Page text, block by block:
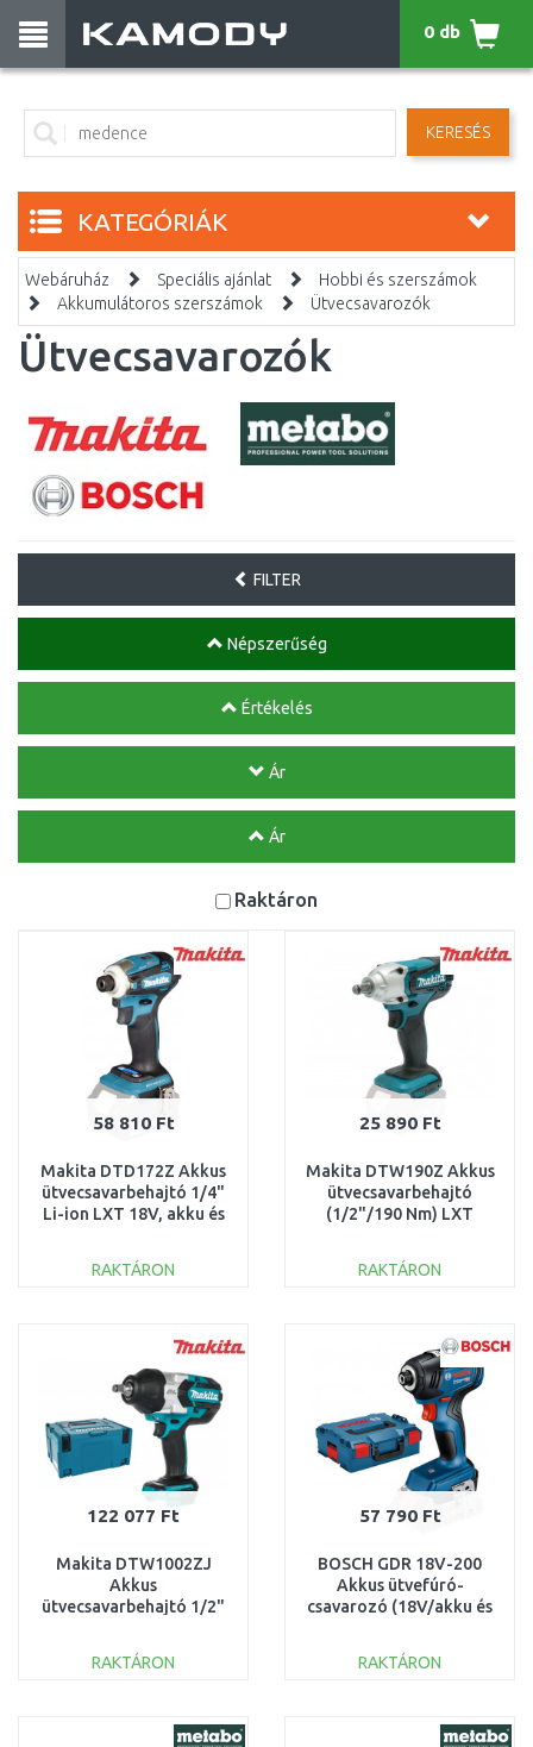
KERESÉS
0 db
KATEGÓRIÁK
Webáruház Speciális ajánlat
Hobbi és szerszámok
Akkumulátoros szerszámok
Ütvecsavarozók
Ütvecsavarozók
FILTER
Népszerűség
Értékelés
Ár
Ár
Raktáron
58 810 Ft
Makita DTD172Z Akkus
ütvecsavarbehajtó 1/4"
Li-ion LXT 18V, akku és
RAKTÁRON
Összehasonlítás
25 890 Ft
Makita DTW190Z Akkus
ütvecsavarbehajtó
(1/2"/190 Nm) LXT
nélkül
RAKTÁRON
Összehasonlítás
122 077 Ft
Makita DTW1002ZJ
Akkus
ütvecsavarbehajtó 1/2"
töltő nélkül, Makpac
RAKTÁRON
Összehasonlítás
57 790 Ft
BOSCH GDR 18V-200
Akkus ütvefúró-
csavarozó (18V/akku és
06019J2106
RAKTÁRON
Összehasonlítás